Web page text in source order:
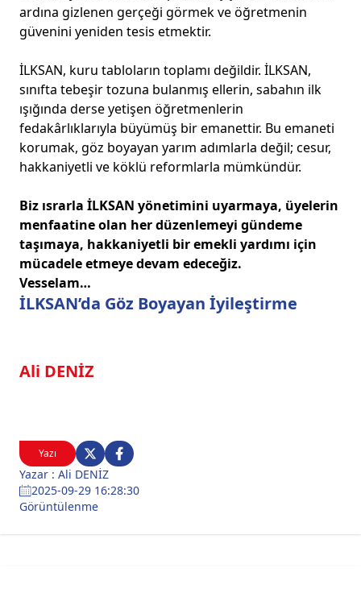
Yazı
Yazar : Ali DENİZ
2025-09-29 16:28:30
Görüntülenme
İLKSAN’da Göz Boyayan İyileştirme
Ali DENİZ
ardına gizlenen gerçeği görmek ve öğretmenin
güvenini yeniden tesis etmektir.
İLKSAN, kuru tabloların toplamı değildir. İLKSAN,
sınıfta tebeşir tozuna bulanmış ellerin, sabahın ilk
ışığında derse yetişen öğretmenlerin
fedakârlıklarıyla büyümüş bir emanettir. Bu emaneti
korumak, göz boyayan yarım adımlarla değil; cesur,
hakkaniyetli ve köklü reformlarla mümkündür.
Biz ısrarla İLKSAN yönetimini uyarmaya, üyelerin
menfaatine olan her düzenlemeyi gündeme
taşımaya, hakkaniyetli bir emekli yardımı için
mücadele etmeye devam edeceğiz.
Vesselam…